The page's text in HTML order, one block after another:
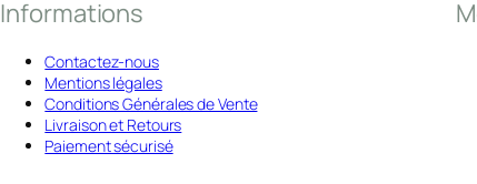
Informations
Contactez-nous
Mentions légales
Conditions Générales de Vente
Livraison et Retours
Paiement sécurisé